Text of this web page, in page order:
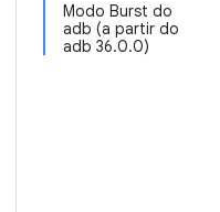
Modo Burst do
adb (a partir do
adb 36.0.0)